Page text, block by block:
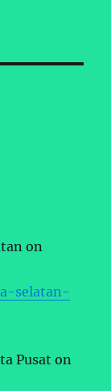
on
selatan-
Pusat on